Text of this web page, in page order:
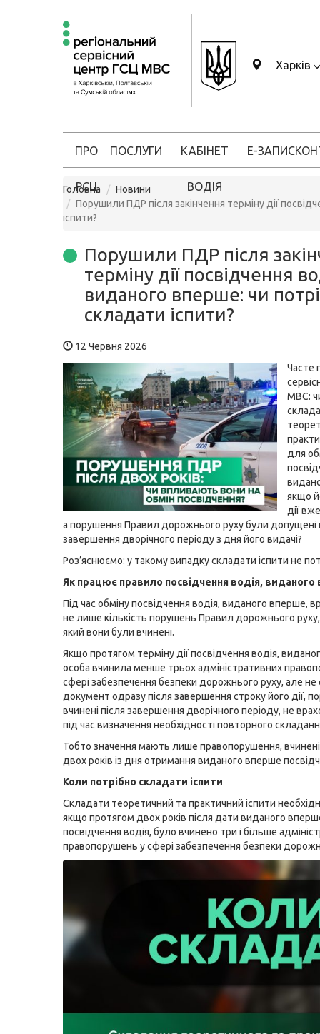
Харків
ПРО
РСЦ
ПОСЛУГИ КАБІНЕТ
ВОДІЯ
Е-ЗАПИС
Головна
Новини
Порушили ПДР після закінчення терміну дії
іспити?
Порушили ПДР після
терміну дії посвідчення
виданого вперше: чи
складати іспити?
12 Червня 2026
Часте
МВС:
для
якщо
дії
а порушення Правил дорожнього руху були допущені
завершення дворічного періоду з дня його видачі?
Роз’яснюємо: у такому випадку складати іспити не
Як працює правило посвідчення водія,
Під час обміну посвідчення водія, виданого вперше,
не лише кількість порушень Правил дорожнього руху,
який вони були вчинені.
Якщо протягом терміну дії посвідчення водія,
особа вчинила менше трьох адміністративних
сфері забезпечення безпеки дорожнього руху, але не
документ одразу після завершення строку його дії,
вчинені після завершення дворічного періоду, не
під час визначення необхідності повторного
Тобто значення мають лише правопорушення,
двох років із дня отримання виданого вперше
Коли потрібно складати іспити
Складати теоретичний та практичний іспити
якщо протягом двох років після дати виданого
посвідчення водія, було вчинено три і більше
правопорушень у сфері забезпечення безпеки